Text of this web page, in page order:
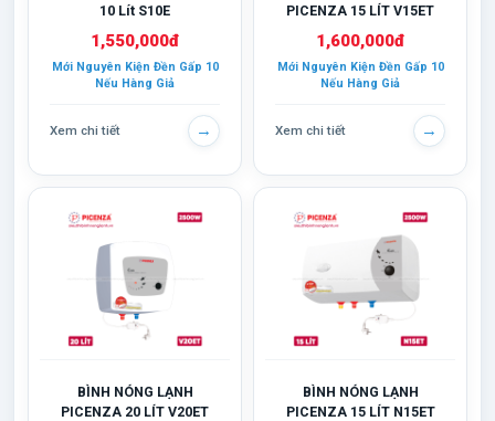
10 Lít S10E
1,550,000đ
Mới Nguyên Kiện Đền Gấp 10
Nếu Hàng Giả
Xem chi tiết →
PICENZA 15 LÍT V15ET
1,600,000đ
Mới Nguyên Kiện Đền Gấp 10
Nếu Hàng Giả
Xem chi tiết →
BÌNH NÓNG LẠNH
PICENZA 20 LÍT V20ET
BÌNH NÓNG LẠNH
PICENZA 15 LÍT N15ET